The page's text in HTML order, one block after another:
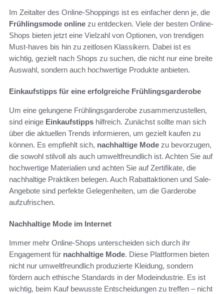
Im Zeitalter des Online-Shoppings ist es einfacher denn je, die
Frühlingsmode online zu entdecken. Viele der besten Online-
Shops bieten jetzt eine Vielzahl von Optionen, von trendigen
Must-haves bis hin zu zeitlosen Klassikern. Dabei ist es
wichtig, gezielt nach Shops zu suchen, die nicht nur eine breite
Auswahl, sondern auch hochwertige Produkte anbieten.
Einkaufstipps für eine erfolgreiche Frühlingsgarderobe
Um eine gelungene Frühlingsgarderobe zusammenzustellen,
sind einige Einkaufstipps hilfreich. Zunächst sollte man sich
über die aktuellen Trends informieren, um gezielt kaufen zu
können. Es empfiehlt sich, nachhaltige Mode zu bevorzugen,
die sowohl stilvoll als auch umweltfreundlich ist. Achten Sie auf
hochwertige Materialien und achten Sie auf Zertifikate, die
nachhaltige Praktiken belegen. Auch Rabattaktionen und Sale-
Angebote sind perfekte Gelegenheiten, um die Garderobe
aufzufrischen.
Nachhaltige Mode im Internet
Immer mehr Online-Shops unterscheiden sich durch ihr
Engagement für nachhaltige Mode. Diese Plattformen bieten
nicht nur umweltfreundlich produzierte Kleidung, sondern
fördern auch ethische Standards in der Modeindustrie. Es ist
wichtig, beim Kauf bewusste Entscheidungen zu treffen – nicht